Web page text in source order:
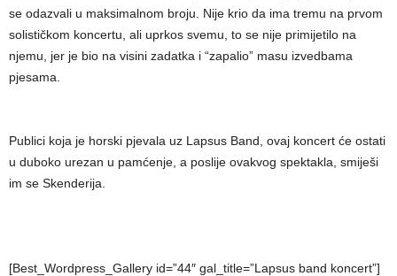
se odazvali u maksimalnom broju. Nije krio da ima tremu na prvom
solističkom koncertu, ali uprkos svemu, to se nije primijetilo na
njemu, jer je bio na visini zadatka i “zapalio” masu izvedbama
pjesama.
Publici koja je horski pjevala uz Lapsus Band, ovaj koncert će ostati
u duboko urezan u pamćenje, a poslije ovakvog spektakla, smiješi
im se Skenderija.
[Best_Wordpress_Gallery id=”44″ gal_title=”Lapsus band koncert”]